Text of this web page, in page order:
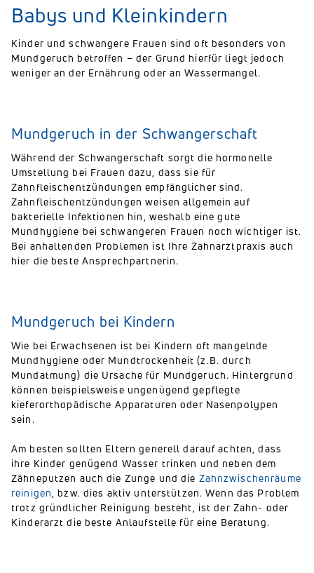
Babys und Kleinkindern
Kinder und schwangere Frauen sind oft besonders von
Mundgeruch betroffen – der Grund hierfür liegt jedoch
weniger an der Ernährung oder an Wassermangel.
Mundgeruch in der Schwangerschaft
Während der Schwangerschaft sorgt die hormonelle
Umstellung bei Frauen dazu, dass sie für
Zahnfleischentzündungen empfänglicher sind.
Zahnfleischentzündungen weisen allgemein auf
bakterielle Infektionen hin, weshalb eine gute
Mundhygiene bei schwangeren Frauen noch wichtiger ist.
Bei anhaltenden Problemen ist Ihre Zahnarztpraxis auch
hier die beste Ansprechpartnerin.
Mundgeruch bei Kindern
Wie bei Erwachsenen ist bei Kindern oft mangelnde
Mundhygiene oder Mundtrockenheit (z.B. durch
Mundatmung) die Ursache für Mundgeruch. Hintergrund
können beispielsweise ungenügend gepflegte
kieferorthopädische Apparaturen oder Nasenpolypen
sein.
Am besten sollten Eltern generell darauf achten, dass
ihre Kinder genügend Wasser trinken und neben dem
Zähneputzen auch die Zunge und die Zahnzwischenräume
reinigen, bzw. dies aktiv unterstützen. Wenn das Problem
trotz gründlicher Reinigung besteht, ist der Zahn- oder
Kinderarzt die beste Anlaufstelle für eine Beratung.